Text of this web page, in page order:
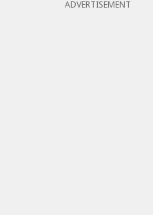
ADVERTISEMENT